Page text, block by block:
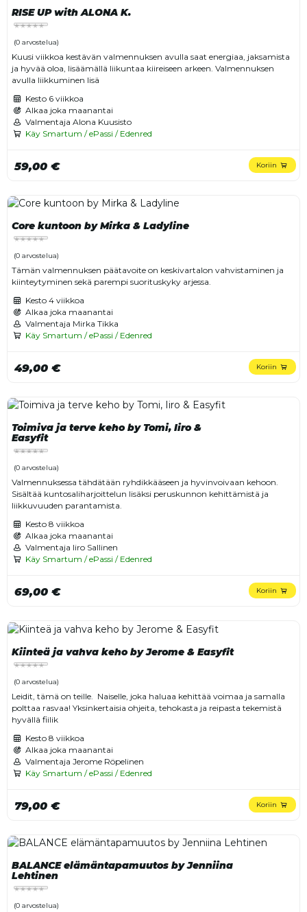
RISE UP with ALONA K.
(0 arvostelua)
Kuusi viikkoa kestävän valmennuksen avulla saat energiaa, jaksamista
ja hyvää oloa, lisäämällä liikuntaa kiireiseen arkeen. Valmennuksen
avulla liikkuminen lisä
Kesto 6 viikkoa
Alkaa joka maanantai
Valmentaja Alona Kuusisto
Käy Smartum / ePassi / Edenred
59,00 € Koriin
Core kuntoon by Mirka & Ladyline
(0 arvostelua)
Tämän valmennuksen päätavoite on keskivartalon vahvistaminen ja
kiinteytyminen sekä parempi suorituskyky arjessa.
Kesto 4 viikkoa
Alkaa joka maanantai
Valmentaja Mirka Tikka
Käy Smartum / ePassi / Edenred
49,00 € Koriin
Toimiva ja terve keho by Tomi, Iiro &
Easyfit
(0 arvostelua)
Valmennuksessa tähdätään ryhdikkääseen ja hyvinvoivaan kehoon.
Sisältää kuntosaliharjoittelun lisäksi peruskunnon kehittämistä ja
liikkuvuuden parantamista.
Kesto 8 viikkoa
Alkaa joka maanantai
Valmentaja Iiro Sallinen
Käy Smartum / ePassi / Edenred
69,00 € Koriin
Kiinteä ja vahva keho by Jerome & Easyfit
(0 arvostelua)
Leidit, tämä on teille. Naiselle, joka haluaa kehittää voimaa ja samalla
polttaa rasvaa! Yksinkertaisia ohjeita, tehokasta ja reipasta tekemistä
hyvällä fiilik
Kesto 8 viikkoa
Alkaa joka maanantai
Valmentaja Jerome Röpelinen
Käy Smartum / ePassi / Edenred
79,00 € Koriin
BALANCE elämäntapamuutos by Jenniina
Lehtinen
(0 arvostelua)